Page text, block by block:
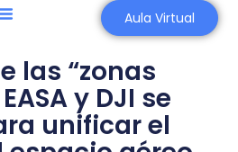
Aula Virtual
las “zonas
y DJI se
unificar el